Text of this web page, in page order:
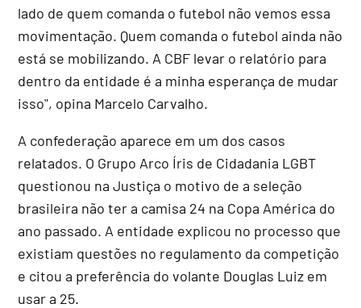
lado de quem comanda o futebol não vemos essa
movimentação. Quem comanda o futebol ainda não
está se mobilizando. A CBF levar o relatório para
dentro da entidade é a minha esperança de mudar
isso", opina Marcelo Carvalho.
A confederação aparece em um dos casos
relatados. O Grupo Arco Íris de Cidadania LGBT
questionou na Justiça o motivo de a seleção
brasileira não ter a camisa 24 na Copa América do
ano passado. A entidade explicou no processo que
existiam questões no regulamento da competição
e citou a preferência do volante Douglas Luiz em
usar a 25.